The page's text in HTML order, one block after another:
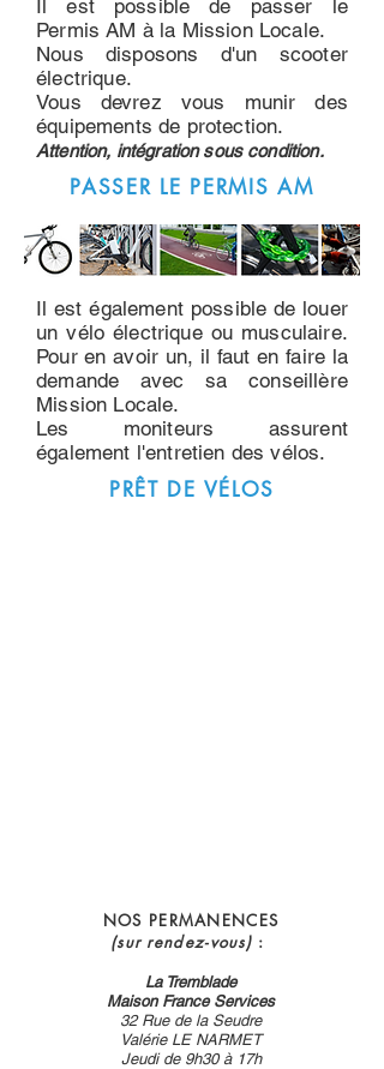
Il est possible de passer le
Permis AM à la Mission Locale.
Nous disposons d'un scooter
électrique.
Vous devrez vous munir des
équipements de protection.
Attention, intégration sous condition.
PASSER LE PERMIS AM
Il est également possible de louer
un vélo électrique ou musculaire.
Pour en avoir un, il faut en faire la
demande avec sa conseillère
Mission Locale.
Les moniteurs assurent
également l'entretien des vélos.
PRÊT DE VÉLOS
NOS PERMANENCES
(sur rendez-vous) :
La Tremblade
Maison France Services
32 Rue de la Seudre
Valérie LE NARMET
Jeudi de 9h30 à 17h